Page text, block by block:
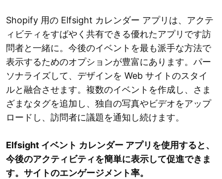
Shopify 用の Elfsight カレンダー アプリは、アクテ
ィビティをすばやく共有できる優れたアプリです訪
問者と一緒に。今後のイベントを最も派手な方法で
表示するためのオプションが豊富にあります。パー
ソナライズして、デザインを Web サイトのスタイ
ルと融合させます。複数のイベントを作成し、さま
ざまなタグを追加し、独自の写真やビデオをアップ
ロードし、訪問者に議題を通知し続けます。
Elfsight イベント カレンダー アプリを使用すると、
今後のアクティビティを簡単に表示して促進できま
す。サイトのエンゲージメント率。